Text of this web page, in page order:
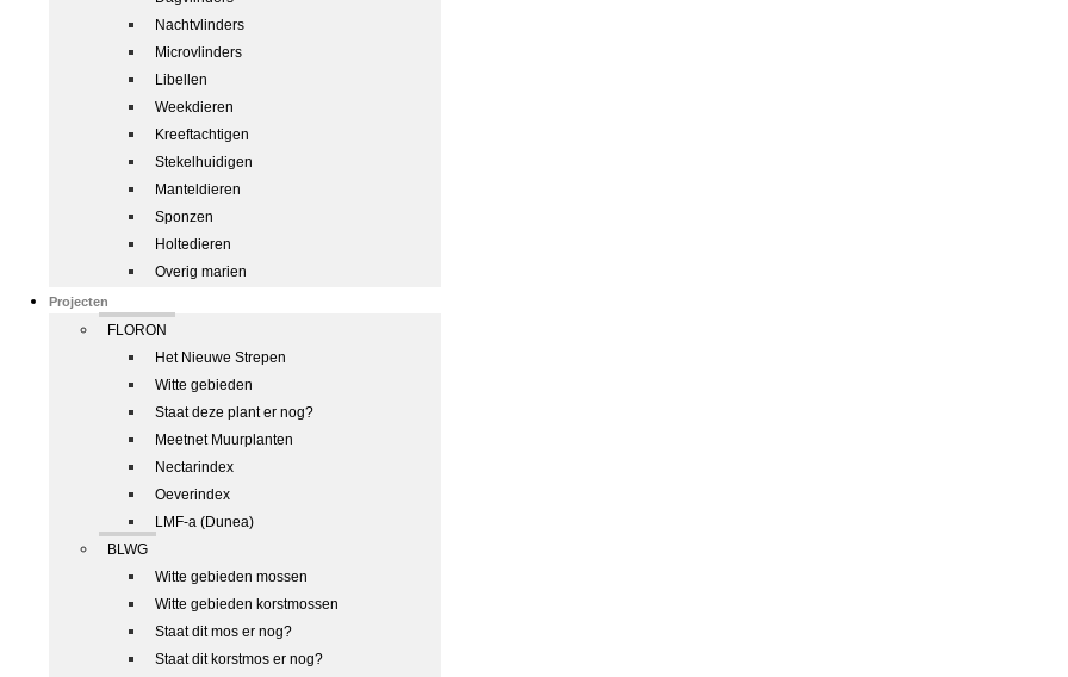
Nachtvlinders
Microvlinders
Libellen
Weekdieren
Kreeftachtigen
Stekelhuidigen
Manteldieren
Sponzen
Holtedieren
Overig marien
Projecten
FLORON
Het Nieuwe Strepen
Witte gebieden
Staat deze plant er nog?
Meetnet Muurplanten
Nectarindex
Oeverindex
LMF-a (Dunea)
BLWG
Witte gebieden mossen
Witte gebieden korstmossen
Staat dit mos er nog?
Staat dit korstmos er nog?